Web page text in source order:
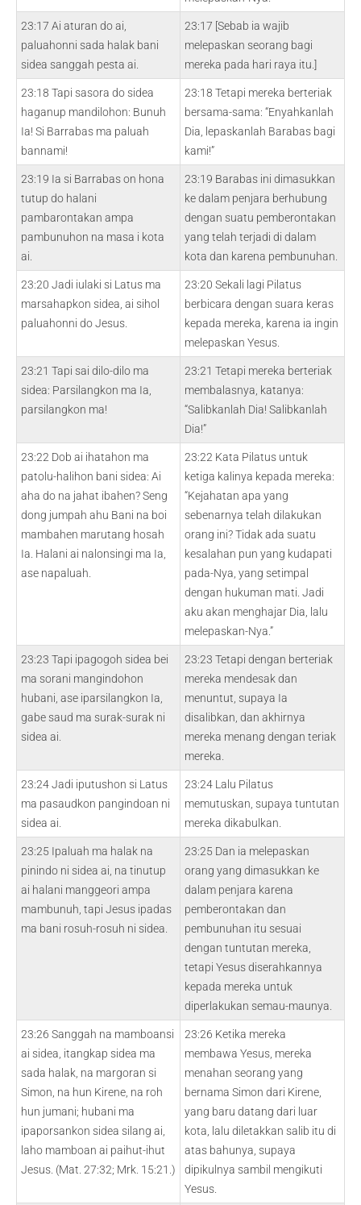
23:17 Ai aturan do ai,
paluahonni sada halak bani
sidea sanggah pesta ai.
23:17 [Sebab ia wajib
melepaskan seorang bagi
mereka pada hari raya itu.]
23:18 Tapi sasora do sidea
haganup mandilohon: Bunuh
Ia! Si Barrabas ma paluah
bannami!
23:18 Tetapi mereka berteriak
bersama-sama: “Enyahkanlah
Dia, lepaskanlah Barabas bagi
kami!”
23:19 Ia si Barrabas on hona
tutup do halani
pambarontakan ampa
pambunuhon na masa i kota
ai.
23:19 Barabas ini dimasukkan
ke dalam penjara berhubung
dengan suatu pemberontakan
yang telah terjadi di dalam
kota dan karena pembunuhan.
23:20 Jadi iulaki si Latus ma
marsahapkon sidea, ai sihol
paluahonni do Jesus.
23:20 Sekali lagi Pilatus
berbicara dengan suara keras
kepada mereka, karena ia ingin
melepaskan Yesus.
23:21 Tapi sai dilo-dilo ma
sidea: Parsilangkon ma Ia,
parsilangkon ma!
23:21 Tetapi mereka berteriak
membalasnya, katanya:
“Salibkanlah Dia! Salibkanlah
Dia!”
23:22 Dob ai ihatahon ma
patolu-halihon bani sidea: Ai
aha do na jahat ibahen? Seng
dong jumpah ahu Bani na boi
mambahen marutang hosah
Ia. Halani ai nalonsingi ma Ia,
ase napaluah.
23:22 Kata Pilatus untuk
ketiga kalinya kepada mereka:
“Kejahatan apa yang
sebenarnya telah dilakukan
orang ini? Tidak ada suatu
kesalahan pun yang kudapati
pada-Nya, yang setimpal
dengan hukuman mati. Jadi
aku akan menghajar Dia, lalu
melepaskan-Nya.”
23:23 Tapi ipagogoh sidea bei
ma sorani mangindohon
hubani, ase iparsilangkon Ia,
gabe saud ma surak-surak ni
sidea ai.
23:23 Tetapi dengan berteriak
mereka mendesak dan
menuntut, supaya Ia
disalibkan, dan akhirnya
mereka menang dengan teriak
mereka.
23:24 Jadi iputushon si Latus
ma pasaudkon pangindoan ni
sidea ai.
23:24 Lalu Pilatus
memutuskan, supaya tuntutan
mereka dikabulkan.
23:25 Ipaluah ma halak na
pinindo ni sidea ai, na tinutup
ai halani manggeori ampa
mambunuh, tapi Jesus ipadas
ma bani rosuh-rosuh ni sidea.
23:25 Dan ia melepaskan
orang yang dimasukkan ke
dalam penjara karena
pemberontakan dan
pembunuhan itu sesuai
dengan tuntutan mereka,
tetapi Yesus diserahkannya
kepada mereka untuk
diperlakukan semau-maunya.
23:26 Sanggah na mamboansi
ai sidea, itangkap sidea ma
sada halak, na margoran si
Simon, na hun Kirene, na roh
hun jumani; hubani ma
ipaporsankon sidea silang ai,
laho mamboan ai paihut-ihut
Jesus. (Mat. 27:32; Mrk. 15:21.)
23:26 Ketika mereka
membawa Yesus, mereka
menahan seorang yang
bernama Simon dari Kirene,
yang baru datang dari luar
kota, lalu diletakkan salib itu di
atas bahunya, supaya
dipikulnya sambil mengikuti
Yesus.